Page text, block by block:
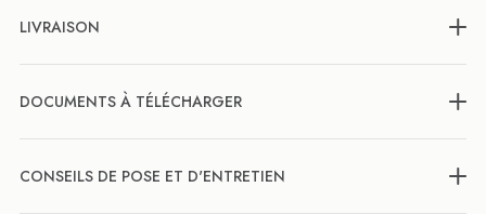
LIVRAISON
DOCUMENTS À TÉLÉCHARGER
CONSEILS DE POSE ET D'ENTRETIEN